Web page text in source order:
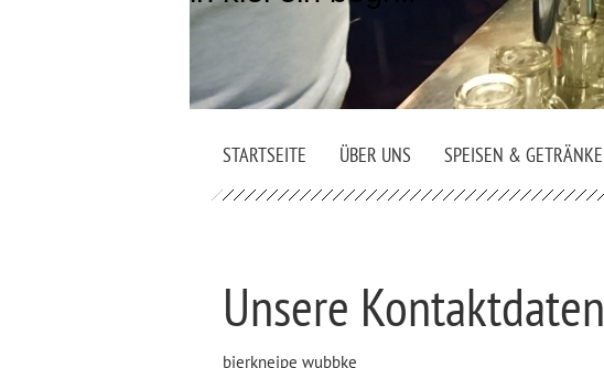
STARTSEITE ÜBER UNS SPEISEN & GETRÄNKE
Unsere Kontaktdaten
bierkneipe wubbke